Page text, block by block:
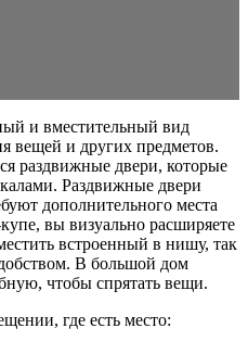
и вместительный вид
вещей и других предметов.
раздвижные двери, которые
Раздвижные двери
дополнительного места
вы визуально расширяете
встроенный в нишу, так
В большой дом
чтобы спрятать вещи.
где есть место: